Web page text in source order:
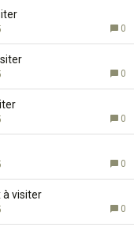
0
0
0
0
à visiter
0